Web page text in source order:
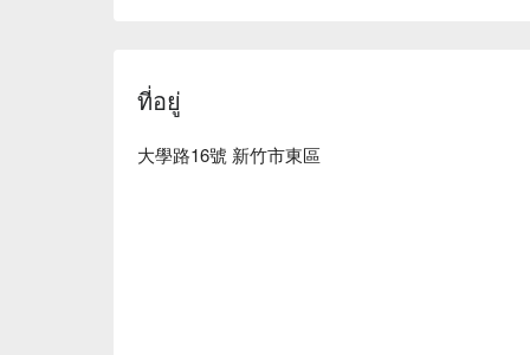
ที่อยู่
大學路16號 新竹市東區